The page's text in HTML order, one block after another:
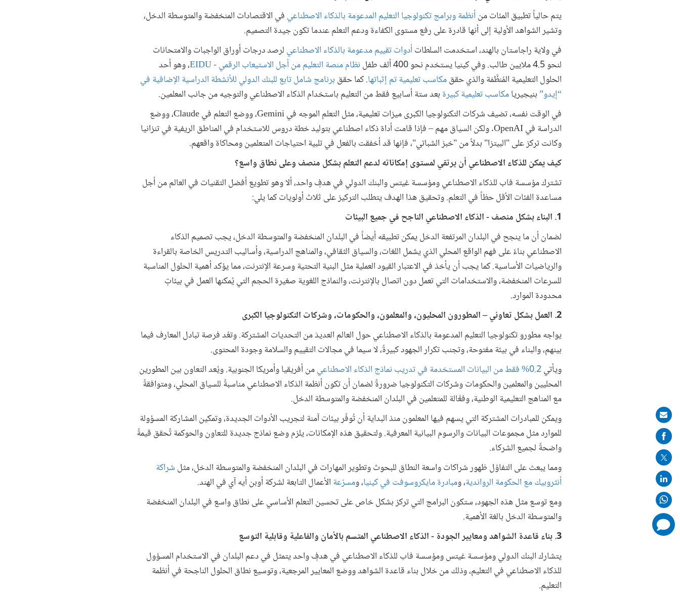
يتم حالياً تطبيق المئات من أنظمة وبرامج تكنولوجيا التعليم المدعومة بالذكاء الاصطناعي في الاقتصادات المنخفضة والمتوسطة الدخل،
وتشير الشواهد الأولية إلى أنها قادرة على رفع مستوى الكفاءة ودعم التعلم عندما تكون جيدة التصميم.
في ولاية راجاستان بالهند، استخدمت السلطات أدوات تقييم مدعومة بالذكاء الاصطناعي لرصد درجات أوراق الواجبات والامتحانات
لنحو 4.5 ملايين طالب. وفي كينيا يستخدم نحو 400 ألف طفل
نظام منصة التعليم من أجل الاستيعاب الرقمي - EIDU
، وهو أحد
الحلول التعليمية المُنظَّمَة والذي حققمكاسب تعليمية تم إثباتها. كما حقق برنامج شامل تابع للبنك الدولي للأنشطة الدراسية الإضافية في
“إيدو”بنيجيريامكاسب تعليمية كبيرة بعد ستة أسابيع فقط من التعليم باستخدام الذكاء الاصطناعي والتوجيه من جانب المعلمين.
في الوقت نفسه، تضيف شركات التكنولوجيا الكبرى ميزات تعليمية، مثل التعلم الموجه في Gemini، ووضع التعلم في Claude، ووضع
الدراسة في OpenAI. ولكن السياق مهم – فإذا قامت أداة ذكاء اصطناعي بتوليد خطة دروس للاستخدام في المناطق الريفية في تنزانيا
وكانت تركز على "البيتزا" بدلاً من "خبز الشباتي"، فإنها قد أخفقت بالفعل في تلبية احتياجات المتعلمين ومحاكاة واقعهم.
كيف يمكن للذكاء الاصطناعي أن يرتقي لمستوى إمكاناته لدعم التعلم بشكل منصف وعلى نطاق واسع؟
تشترك مؤسسة فاب للذكاء الاصطناعي ومؤسسة غيتس والبنك الدولي في هدفٍ واحد، ألا وهو تطويع أفضل التقنيات في العالم من أجل
مساعدة الفئات الأقل حظاً في التعلم. وتحقيق هذا الهدف يتطلب التركيز على ثلاث أولويات كما يلي:
1. البناء بشكل منصف - الذكاء الاصطناعي الناجح في جميع البيئات
لضمان أن ما ينجح في البلدان المرتفعة الدخل يمكن تطبيقه أيضاً في البلدان المنخفضة والمتوسطة الدخل، يجب تصميم الذكاء
الاصطناعي بناءً على فهم الواقع المحلي الذي يشمل اللغات، والسياق الثقافي، والمناهج الدراسية، وأساليب التدريس الخاصة بالقراءة
والرياضيات الأساسية. كما يجب أن يأخذ في الاعتبار القيود العملية مثل البنية التحتية وسرعة الإنترنت، مما يؤكد أهمية الحلول المناسبة
للسرعات المنخفضة، والاستخدامات التي تعمل دون اتصال بالإنترنت، والنماذج اللغوية صغيرة الحجم التي يُمكنها العمل في بيئاتٍ
محدودة الموارد.
2. العمل بشكل تعاوني – المطورون المحليون، والمعلمون، والحكومات، وشركات التكنولوجيا الكبرى
يواجه مطورو تكنولوجيا التعليم المدعومة بالذكاء الاصطناعي حول العالم العديدَ من التحديات المشتركة. وتعُد فرصة تبادل المعارف فيما
بينهم، والبناء في بيئة مفتوحة، وتجنب تكرار الجهود كبيرةً، لا سيما في مجالات التقييم والسلامة وجودة المحتوى.
ويأتي0.2% فقط من البيانات المستخدمة في تدريب نماذج الذكاء الاصطناعي
من أفريقيا وأمريكا الجنوبية. ويُعد التعاون بين المطورين
المحليين والمعلمين والحكومات وشركات التكنولوجيا ضرورةً لضمان أن تكون أنظمة الذكاء الاصطناعي مناسبةً للسياق المحلي، ومتوافقةً
مع المناهج التعليمية الوطنية، وفعَّالة للمتعلمين في البلدان المنخفضة والمتوسطة الدخل.
ويمكن للمبادرات المشتركة التي يسهم فيها المعلمون منذ البداية أن تُوفّر بيئات آمنة لتجريب الأدوات الجديدة، وتمكين المشاركة المسؤولة
للموارد مثل مجموعات البيانات والرسوم البيانية المعرفية. ولتحقيق هذه الإمكانات، يلزم وضع نماذج جديدة للتعاون والحوكمة تُحقق قيمةً
واضحةً لجميع الشركاء.
ومما يبعث على التفاؤل ظهور شراكات واسعة النطاق للبحوث وتطوير المهارات في البلدان المنخفضة والمتوسطة الدخل، مثل شراكة
أنثروبيك مع الحكومة الرواندية، ومبادرة مايكروسوفت في كينيا، ومسرّعة الأعمال التابعة لشركة أوبن أيه آي في الهند.
ومع توسع مثل هذه الجهود، ستكون البرامج التي تركز بشكل خاص على تحسين التعلم الأساسي على نطاق واسع في البلدان المنخفضة
والمتوسطة الدخل بالغة الأهمية.
3. بناء قاعدة الشواهد ومعايير الجودة - الذكاء الاصطناعي المتسم بالأمان والفاعلية وقابلية التوسع
يتشارك البنك الدولي ومؤسسة غيتس ومؤسسة فاب للذكاء الاصطناعي في هدفٍ واحد يتمثل في دعم البلدان في الاستخدام المسؤول
للذكاء الاصطناعي في التعليم، وذلك من خلال بناء قاعدة الشواهد ووضع المعايير المرجعية، وتوسيع نطاق الحلول الناجحة في أنظمة
التعليم.
Share
on
mail
comments
added